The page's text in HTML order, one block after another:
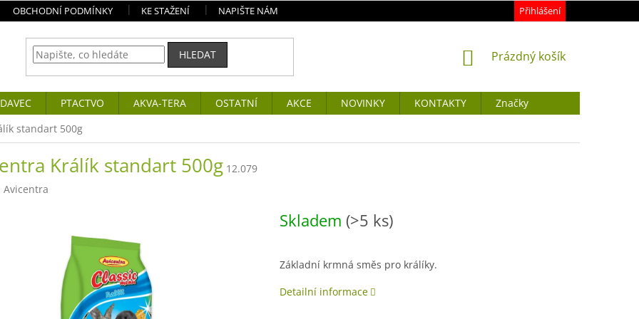
OBCHODNÍ PODMÍNKY KE STAŽENÍ NAPIŠTE NÁM Přihlášení
HLEDAT
NÁKUPNÍ
Prázdný košík
PTACTVO AKVA-TERA OSTATNÍ AKCE NOVINKY KONTAKTY
Značky
standart 500g
Králík standart 500g 12.079
Avicentra
Skladem (>5 ks)
Základní krmná směs pro králíky.
Detailní informace